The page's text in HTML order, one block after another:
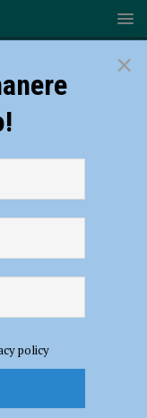
Tabiano
×
policy